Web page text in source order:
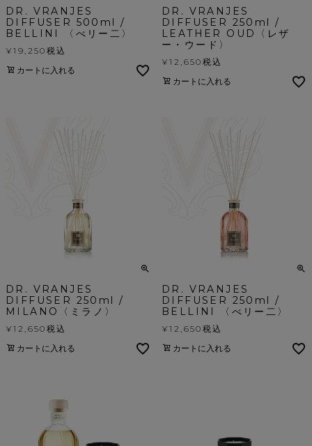
DR. VRANJES
DIFFUSER 500ml /
BELLINI 〈べリー二〉
¥19,250 税込
カートに入れる
DR. VRANJES
DIFFUSER 250ml /
LEATHER OUD〈レザ
ー・ウード〉
¥12,650 税込
カートに入れる
DR. VRANJES
DIFFUSER 250ml /
MILANO〈ミラノ〉
¥12,650 税込
カートに入れる
DR. VRANJES
DIFFUSER 250ml /
BELLINI 〈べリー二〉
¥12,650 税込
カートに入れる